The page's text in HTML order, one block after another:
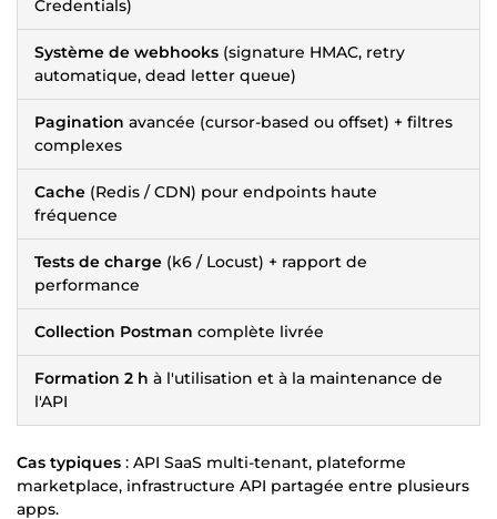
Credentials)
Système de webhooks (signature HMAC, retry
automatique, dead letter queue)
Pagination avancée (cursor-based ou offset) + filtres
complexes
Cache (Redis / CDN) pour endpoints haute
fréquence
Tests de charge (k6 / Locust) + rapport de
performance
Collection Postman complète livrée
Formation 2 h à l'utilisation et à la maintenance de
l'API
Cas typiques : API SaaS multi-tenant, plateforme
marketplace, infrastructure API partagée entre plusieurs
apps.